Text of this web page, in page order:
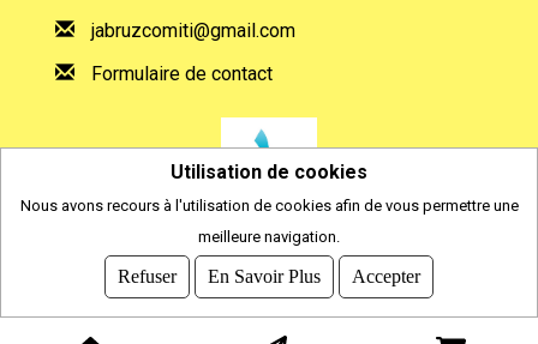
jabruzcomiti@gmail.com
Formulaire de contact
2026
© COMITI -CGVU
OPTIMISÉ POUR CHROME ET FIREFOX
Utilisation de cookies
Nous avons recours à l'utilisation de cookies afin de vous permettre une
meilleure navigation.
Refuser En Savoir Plus Accepter